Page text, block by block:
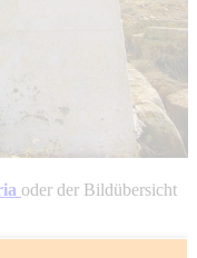
oder der Bildübersicht